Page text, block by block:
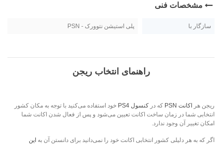
مشخصات فنی
سازگار با پلی استیشن نتوورک - PSN
راهنمای انتخاب ریجن
ریجن هر اکانت PSN که در کنسول PS4
خود استفاده می‌کنید با توجه به مکان کشور
انتخابی شما در زمان ساخت اکانت تعیین می‌شود و پس از فعال شدن اکانت شما
امکان تغییر آن وجود ندارد.
اگر که به هر دلیلی کشور انتخابی اکانت خود را نمی‌دانید برای دانستن آن به این